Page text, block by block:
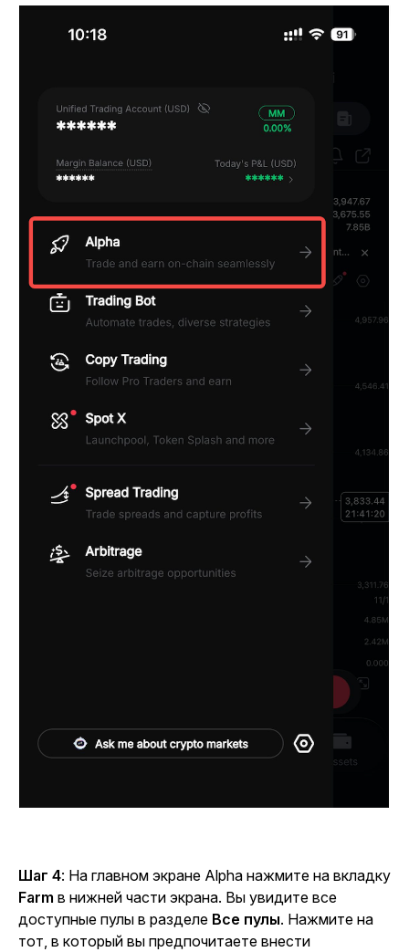
Шаг 4: На главном экране Alpha нажмите на вкладку
Farm в нижней части экрана. Вы увидите все
доступные пулы в разделе Все пулы. Нажмите на
тот, в который вы предпочитаете внести